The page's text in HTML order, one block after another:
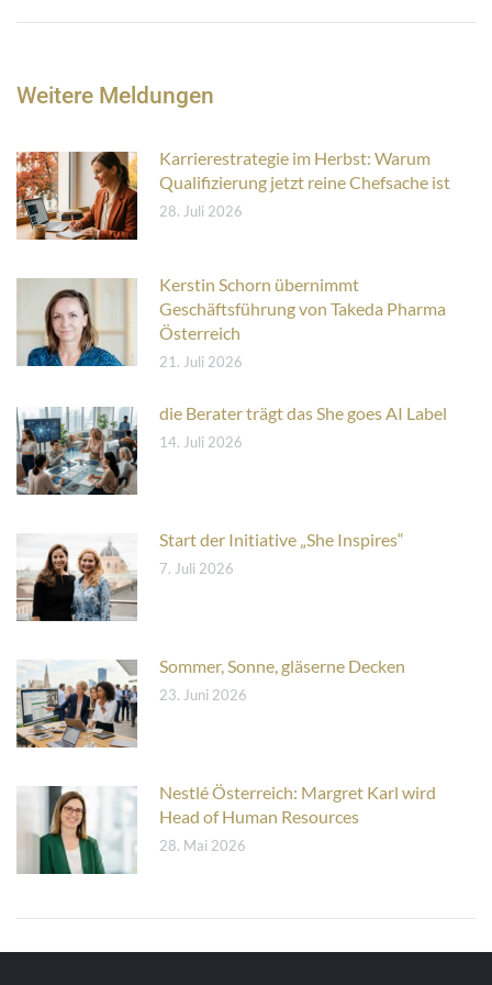
Weitere Meldungen
Karrierestrategie im Herbst: Warum
Qualifizierung jetzt reine Chefsache ist
28. Juli 2026
Kerstin Schorn übernimmt
Geschäftsführung von Takeda Pharma
Österreich
21. Juli 2026
die Berater trägt das She goes AI Label
14. Juli 2026
Start der Initiative „She Inspires“
7. Juli 2026
Sommer, Sonne, gläserne Decken
23. Juni 2026
Nestlé Österreich: Margret Karl wird
Head of Human Resources
28. Mai 2026